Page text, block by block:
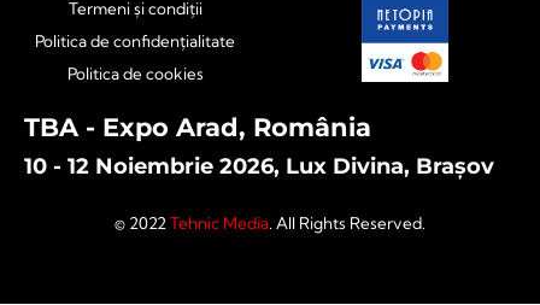
Termeni și condiții
Politica de confidențialitate
Politica de cookies
TBA - Expo Arad, România
10 - 12 Noiembrie 2026, Lux Divina, Brașov
© 2022Tehnic Media. All Rights Reserved.